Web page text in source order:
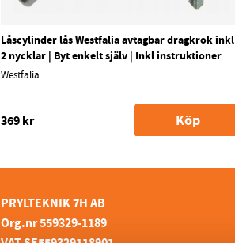
Låscylinder lås Westfalia avtagbar dragkrok inkl
2 nycklar | Byt enkelt själv | Inkl instruktioner
Westfalia
369 kr Köp
PRYLTEKNIK 7H AB
Org.nr 559329-1189